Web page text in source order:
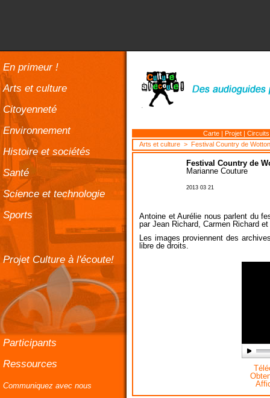
En primeur !
Arts et culture
Citoyenneté
Environnement
Histoire et sociétés
Santé
Science et technologie
Sports
Projet Culture à l'écoute!
Participants
Ressources
Communiquez avec nous
Carte | Projet |
Arts et culture > Festival Country de Wotton
Festival Country de
Marianne Couture
2013 03 21
Antoine et Aurélie nous parlent du
par Jean Richard, Carmen Richard
Les images proviennent des
libre de droits.